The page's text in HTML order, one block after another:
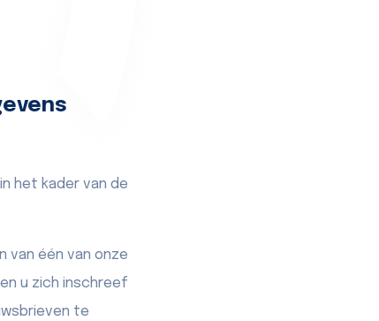
het kader van de
van één van onze
u zich inschreef
te